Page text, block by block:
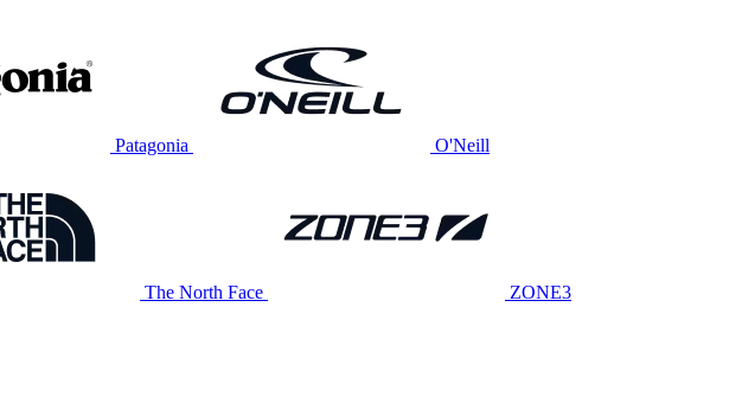
Patagonia O'Neill
The North Face ZONE3